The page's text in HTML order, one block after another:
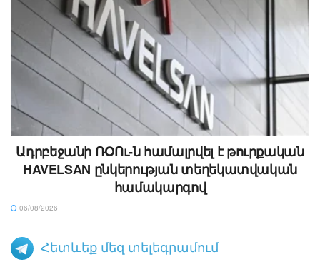
Ադրբեջանի ՌՕՈւ-ն համալրվել է թուրքական
HAVELSAN ընկերության տեղեկատվական
համակարգով
06/08/2026
Հետևեք մեզ տելեգրամում